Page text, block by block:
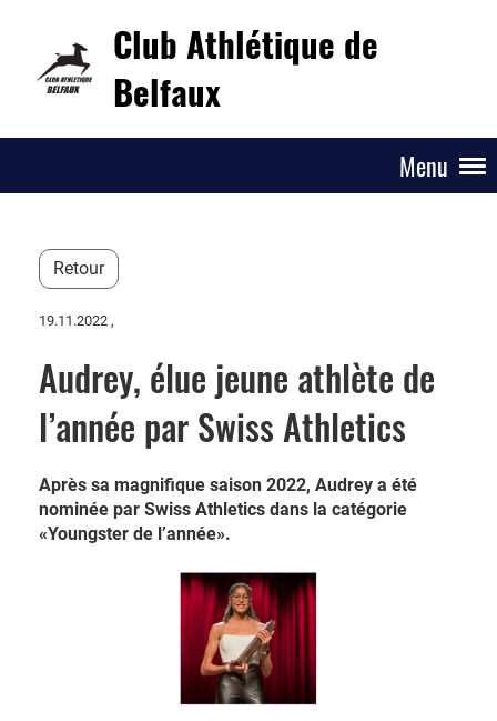
Club Athlétique de
Belfaux
Menu
Retour
19.11.2022 ,
Audrey, élue jeune athlète de
l’année par Swiss Athletics
Après sa magnifique saison 2022, Audrey a été
nominée par Swiss Athletics dans la catégorie
«Youngster de l’année».